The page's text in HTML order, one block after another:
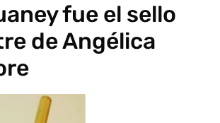
fue el sello
de Angélica